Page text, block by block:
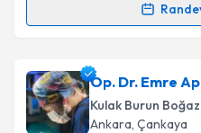
takvim hazırlandığında
E-posta Adresiniz
Op. Dr. Emre
Kulak Burun
Ankara, Çankaya